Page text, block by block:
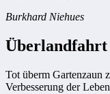
Burkhard Niehues
Tot überm Gartenzaun
Verbesserung der